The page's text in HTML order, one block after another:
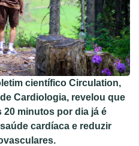
científico Circulation,
Cardiologia, revelou que
20 minutos por dia já é
cardíaca e reduzir